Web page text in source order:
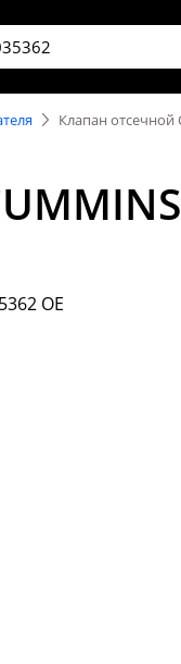
Клапан отсечной